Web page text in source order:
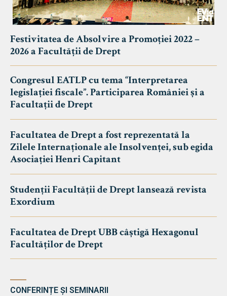
Festivitatea de Absolvire a Promoției 2022 –
2026 a Facultății de Drept
Congresul EATLP cu tema “Interpretarea
legislației fiscale”. Participarea României și a
Facultații de Drept
Facultatea de Drept a fost reprezentată la
Zilele Internaționale ale Insolvenței, sub egida
Asociației Henri Capitant
Studenții Facultății de Drept lansează revista
Exordium
Facultatea de Drept UBB câștigă Hexagonul
Facultăților de Drept
CONFERINȚE ȘI SEMINARII